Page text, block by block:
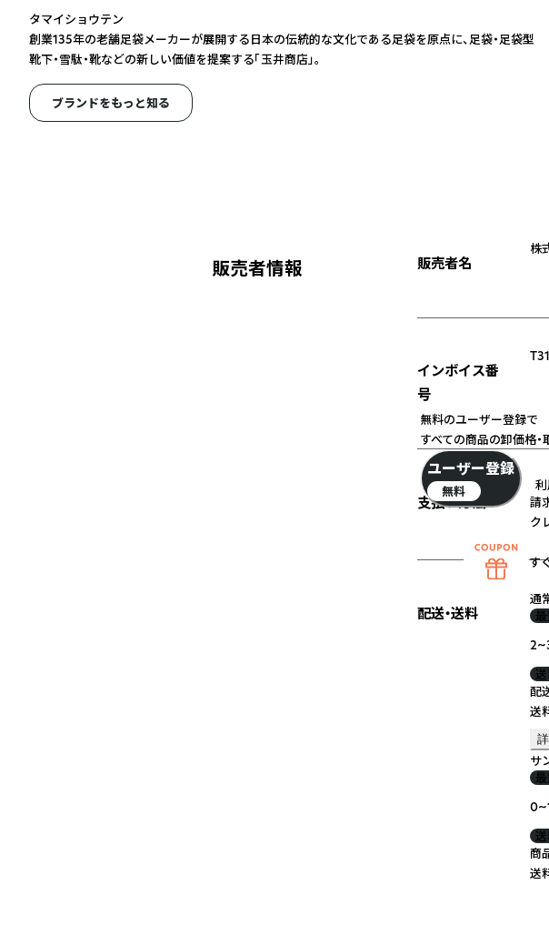
タマイショウテン
創業135年の老舗足袋メーカーが展開する日本の伝統的な文化である足袋を原点に、足袋・足袋型
靴下・雪駄・靴などの新しい価値を提案する「玉井商店」。
ブランドをもっと知る
販売者情報 販売者名
株
インボイス番
号
支払い方法
請
ク
配送・送料
通
配
送
サ
商
送
無料のユーザー登録で
すべての商品の卸価格
ユーザー登録
無料
す